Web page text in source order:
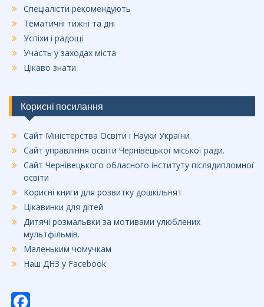
Спеціалісти рекомендують
Тематичні тижні та дні
Успіхи і радощі
Участь у заходах міста
Цікаво знати
Корисні посилання
Сайт Міністерства Освіти і Науки України
Сайт управління освіти Чернівецької міської ради.
Сайт Чернівецького обласного інституту післядипломної
освіти
Корисні книги для розвитку дошкільнят
Цікавинки для дітей
Дитячі розмальвки за мотивами улюблених
мультфільмів.
Маленьким чомучкам
Наш ДНЗ у Facebook